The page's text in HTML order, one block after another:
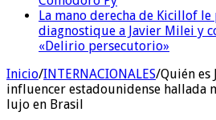
La mano derecha de Kicillof
diagnostique a Javier Milei y
«Delirio persecutorio»
Inicio/INTERNACIONALES/Quién es
influencer estadounidense hallada
lujo en Brasil